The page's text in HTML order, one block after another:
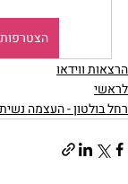
הצטרפות
הרצאות ווידאו
לראשי
רחל בולטון - העצמה נשית